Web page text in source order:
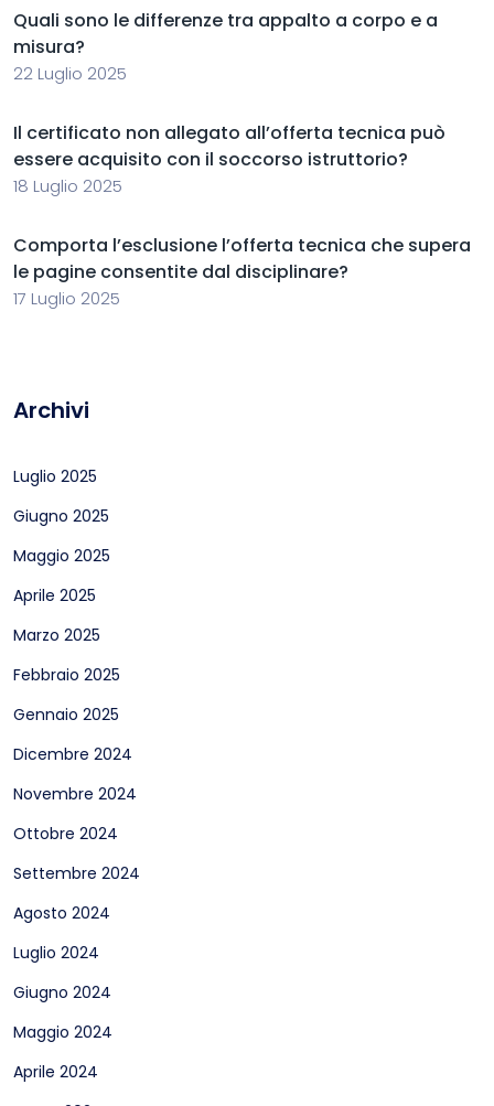
Quali sono le differenze tra appalto a corpo e a
misura?
22 Luglio 2025
Il certificato non allegato all’offerta tecnica può
essere acquisito con il soccorso istruttorio?
18 Luglio 2025
Comporta l’esclusione l’offerta tecnica che supera
le pagine consentite dal disciplinare?
17 Luglio 2025
Archivi
Luglio 2025
Giugno 2025
Maggio 2025
Aprile 2025
Marzo 2025
Febbraio 2025
Gennaio 2025
Dicembre 2024
Novembre 2024
Ottobre 2024
Settembre 2024
Agosto 2024
Luglio 2024
Giugno 2024
Maggio 2024
Aprile 2024